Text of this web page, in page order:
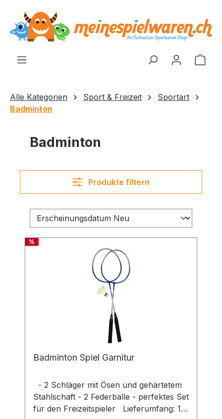
springen
Alle Kategorien Sport & Freizeit
Sportart
Badminton
Badminton
Produkte filtern
%
Badminton Spiel Garnitur
- 2 Schläger mit Ösen und gehärtetem
Stahlschaft - 2 Federbälle - perfektes Set
für den Freizeitspieler Lieferumfang: 1x